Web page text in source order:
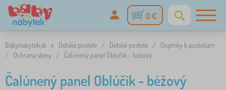
0 €
Babynabytek.sk » Detské postele / Detské postele /
Doplnky k posteliam
/
Ochrana steny / Čalúnený panel Oblúčik - béžový
Čalúnený panel Oblúčik - béžový